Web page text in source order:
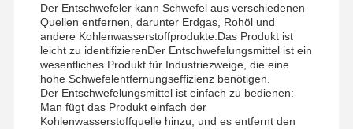
Der Entschwefeler kann Schwefel aus verschiedenen
Quellen entfernen, darunter Erdgas, Rohöl und
andere Kohlenwasserstoffprodukte.Das Produkt ist
leicht zu identifizierenDer Entschwefelungsmittel ist ein
wesentliches Produkt für Industriezweige, die eine
hohe Schwefelentfernungseffizienz benötigen.
Der Entschwefelungsmittel ist einfach zu bedienen:
Man fügt das Produkt einfach der
Kohlenwasserstoffquelle hinzu, und es entfernt den